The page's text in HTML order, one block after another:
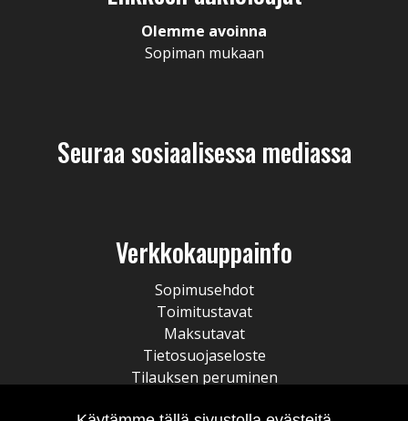
Olemme avoinna
Sopiman mukaan
Seuraa sosiaalisessa mediassa
Verkkokauppainfo
Sopimusehdot
Toimitustavat
Maksutavat
Tietosuojaseloste
Tilauksen peruminen